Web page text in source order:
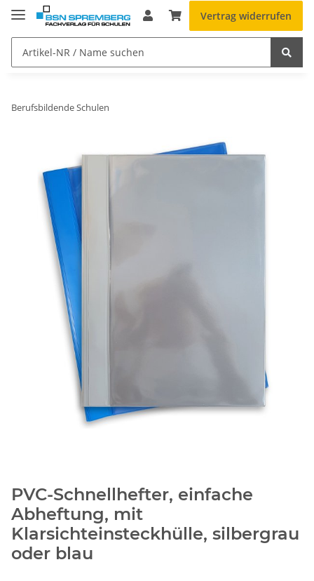
Vertrag widerrufen
Berufsbildende Schulen
PVC-Schnellhefter, einfache
Abheftung, mit
Klarsichteinsteckhülle, silbergrau
oder blau